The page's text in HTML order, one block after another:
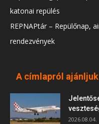
katonai repülés
REPNAPtár – Repülőnap,
rendezvények
A címlapról ajánljuk
2026.08.04.